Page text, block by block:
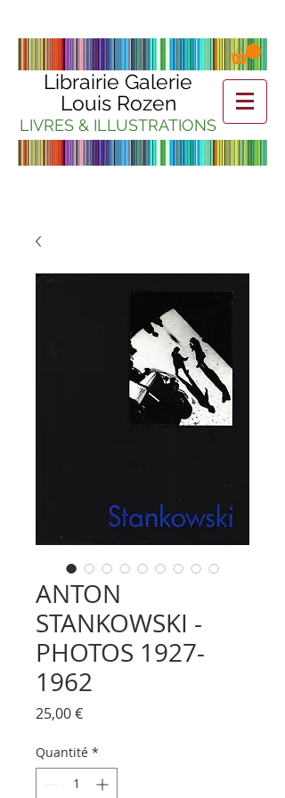
Librairie Galerie
Louis Rozen
LIVRES & ILLUSTRATIONS
ANTON
STANKOWSKI -
PHOTOS 1927-
1962
25,00 €Prix
Quantité *